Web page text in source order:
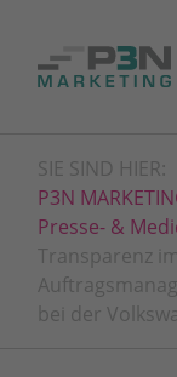
SIE SIND HIER:
P3N
Presse- &
Transparenz
bei der